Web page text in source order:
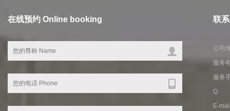
在线预约 Online booking 联
公司
服务
服务
Q Q
E-